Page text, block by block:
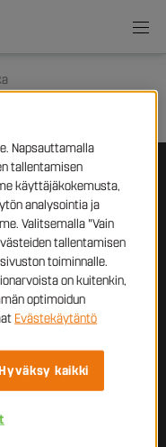
Napsauttamalla
tallentamisen
käyttäjäkokemusta,
analysointia ja
Valitsemalla "Vain
tallentamisen
toiminnalle.
on kuitenkin,
optimoidun
Evästekäytäntö
kaikki